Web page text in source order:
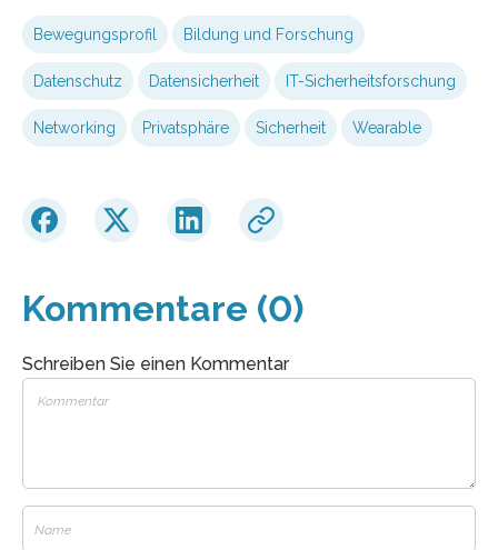
Bewegungsprofil Bildung und Forschung
Datenschutz Datensicherheit IT-Sicherheitsforschung
Networking Privatsphäre Sicherheit Wearable
Kommentare (0)
Schreiben Sie einen Kommentar